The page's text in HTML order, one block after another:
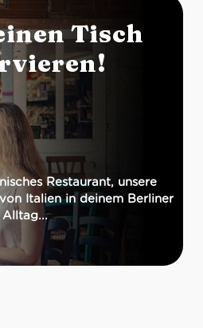
Tisch
Restaurant, unsere
Italien in deinem Berliner
Alltag...